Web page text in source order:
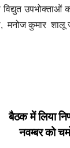
उपभोक्ताओं
मनोज कुमार
बैठक में लिया
नवम्बर को
फहराएं